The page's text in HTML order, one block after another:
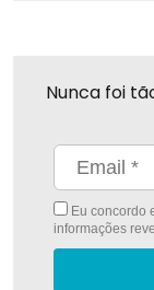
Nunca foi
Eu concordo
informações